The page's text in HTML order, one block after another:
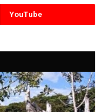
YouTube